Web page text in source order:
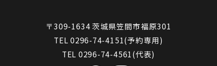
〒309-1634 茨城県笠間市福原301
TEL 0296-74-4151(予約専用)
TEL 0296-74-4561(代表)